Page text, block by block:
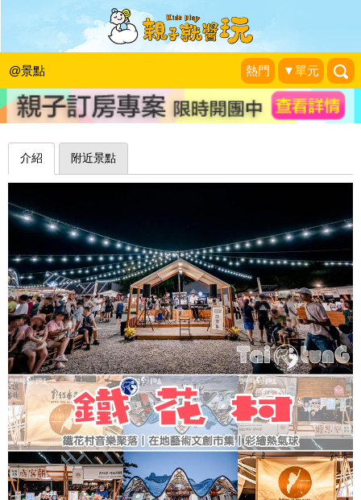
@景點 熱門 ▼單元
小白鯨×微光集×波浪屋，聆聽在地創
作者的故事～台東鐵花新聚落
小菲親子玩樂生活|2023-07-31
介紹 附近景點